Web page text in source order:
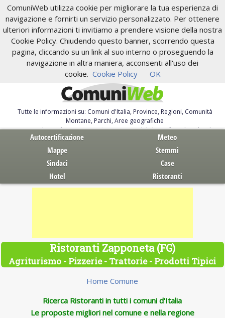
ComuniWeb utilizza cookie per migliorare la tua esperienza di
navigazione e fornirti un servizio personalizzato. Per ottenere
ulteriori informazioni ti invitiamo a prendere visione della nostra
Cookie Policy. Chiudendo questo banner, scorrendo questa
pagina, cliccando su un link al suo interno o proseguendo la
navigazione in altra maniera, acconsenti all'uso dei
cookie. Cookie Policy OK
Tutte le informazioni su: Comuni d'Italia, Province, Regioni, Comunità
Montane, Parchi, Aree geografiche
Servizi al Cittadino. Autocertificazione, moduli, leggi, free download
Autocertificazione
Meteo
Mappe
Stemmi
Sindaci
Case
Hotel
Ristoranti
Ristoranti Zapponeta (FG)
Agriturismo - Pizzerie - Trattorie - Prodotti Tipici
Home Comune
Ricerca Ristoranti in tutti i comuni d'Italia
Le proposte migliori nel comune e nella regione